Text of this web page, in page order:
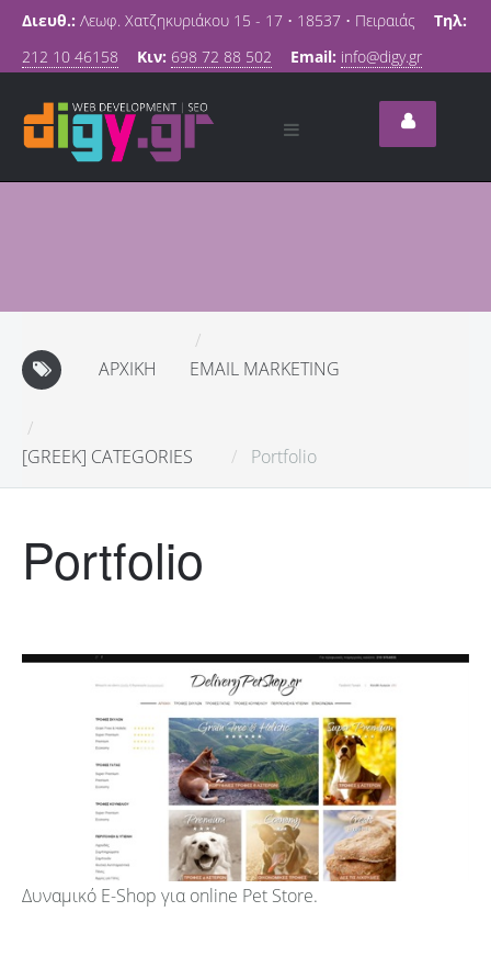
Διευθ.: Λεωφ. Χατζηκυριάκου 15 - 17 • 18537 • Πειραιάς
Τηλ:
212 10 46158
Κιν: 698 72 88 502 Email: info@digy.gr
ΑΡΧΙΚΉ EMAIL MARKETING
[GREEK] CATEGORIES Portfolio
Portfolio
Δυναμικό E-Shop για online Pet Store.